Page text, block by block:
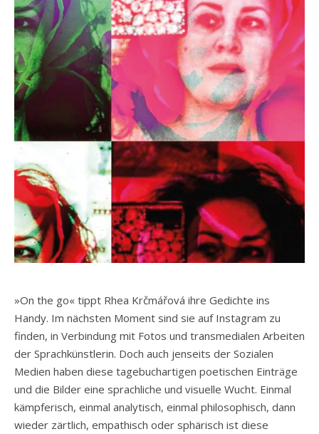
»On the go« tippt Rhea Krčmářová ihre Gedichte ins
Handy. Im nächsten Moment sind sie auf Instagram zu
finden, in Verbindung mit Fotos und transmedialen Arbeiten
der Sprachkünstlerin. Doch auch jenseits der Sozialen
Medien haben diese tagebuchartigen poetischen Einträge
und die Bilder eine sprachliche und visuelle Wucht. Einmal
kämpferisch, einmal analytisch, einmal philosophisch, dann
wieder zärtlich, empathisch oder sphärisch ist diese